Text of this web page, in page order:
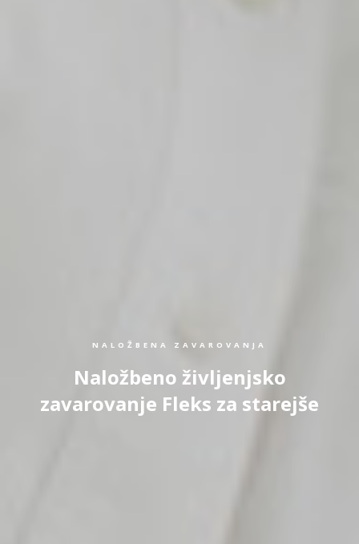
NALOŽBENA ZAVAROVANJA
Naložbeno življenjsko
zavarovanje Fleks za starejše